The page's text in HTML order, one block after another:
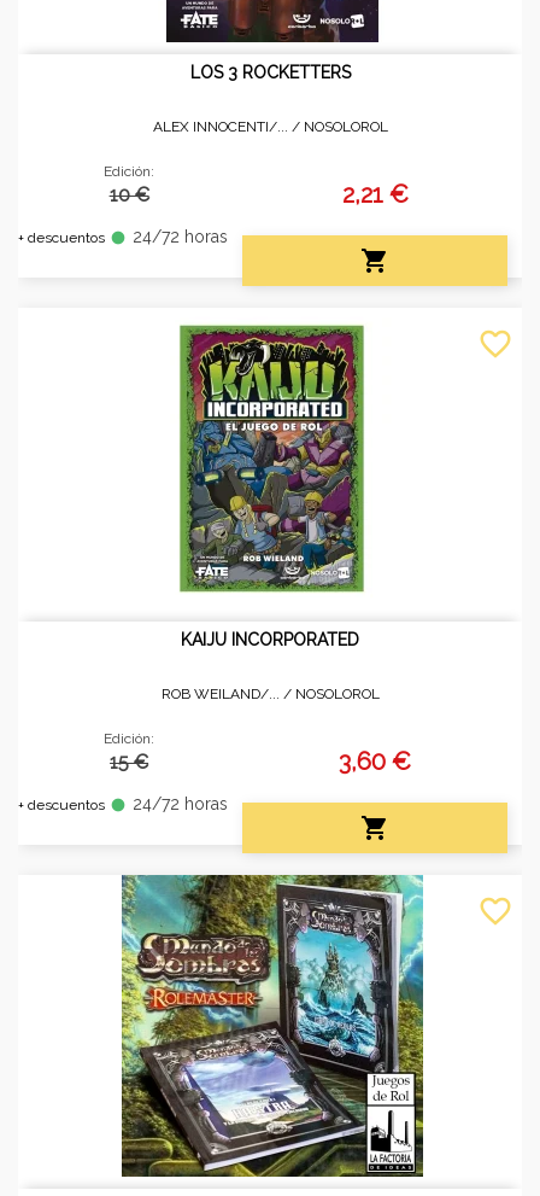
LOS 3 ROCKETTERS
ALEX INNOCENTI/... / NOSOLOROL
Edición:
10 €
+ descuentos fiber_manual_record 24/72 horas
2,21 €

KAIJU INCORPORATED
ROB WEILAND/... / NOSOLOROL
Edición:
15 €
+ descuentos fiber_manual_record 24/72 horas
3,60 €

favorite_border
favorite_border